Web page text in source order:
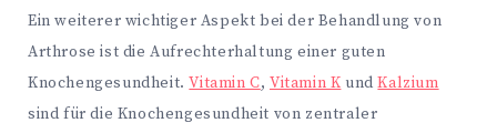
Ein weiterer wichtiger Aspekt bei der Behandlung von
Arthrose ist die Aufrechterhaltung einer guten
Knochengesundheit.Vitamin C,Vitamin K undKalzium
sind für die Knochengesundheit von zentraler